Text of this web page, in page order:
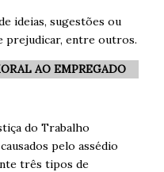
ideias, sugestões ou
entre outros.
AO EMPREGADO
do Trabalho
pelo assédio
três tipos de